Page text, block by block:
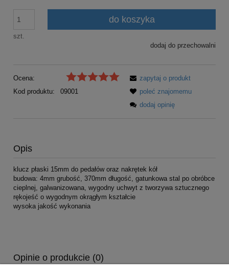
szt.
do koszyka
dodaj do przechowalni
Ocena:
Kod produktu:
09001
zapytaj o produkt
poleć znajomemu
dodaj opinię
Opis
klucz płaski 15mm do pedałów oraz nakrętek kół
budowa: 4mm grubość, 370mm długość, gatunkowa stal po obróbce
cieplnej, galwanizowana, wygodny uchwyt z tworzywa sztucznego
rękojeść o wygodnym okrągłym kształcie
wysoka jakość wykonania
Opinie o produkcie (0)